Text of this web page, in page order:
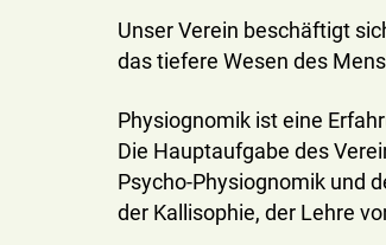
Unser Verein beschäftigt
das tiefere Wesen des
Physiognomik ist eine
Die Hauptaufgabe des
Psycho-Physiognomik und
der Kallisophie, der Lehre